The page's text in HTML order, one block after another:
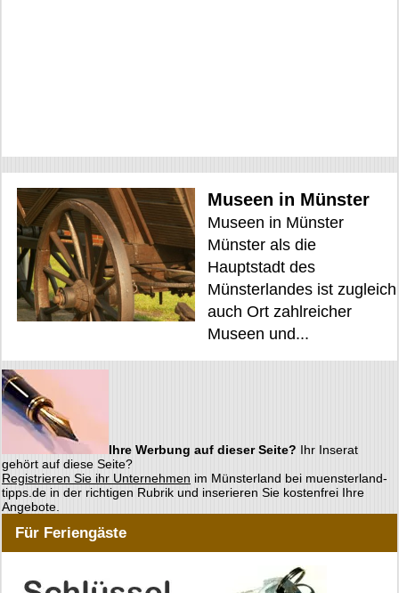
Museen in Münster
Museen in Münster
Münster als die
Hauptstadt des
Münsterlandes ist zugleich
auch Ort zahlreicher
Museen und...
Ihre Werbung auf dieser Seite? Ihr Inserat
gehört auf diese Seite?
Registrieren Sie ihr Unternehmen im Münsterland bei muensterland-
tipps.de in der richtigen Rubrik und inserieren Sie kostenfrei Ihre
Angebote.
Für Feriengäste